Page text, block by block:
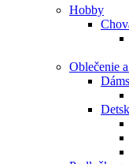
Hobby
Oblečenie